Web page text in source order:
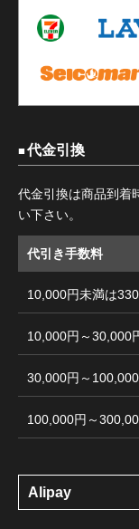
代金引換
代金引換は商品到着
い下さい。
代引き手数料
10,000円未満は330
10,000円～30,000
30,000円～
100,000円～
Alipay